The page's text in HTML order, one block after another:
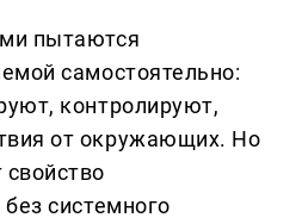
пытаются
самостоятельно:
контролируют,
от окружающих. Но
системного